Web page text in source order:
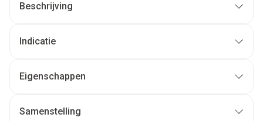
Beschrijving
Indicatie
Eigenschappen
Samenstelling